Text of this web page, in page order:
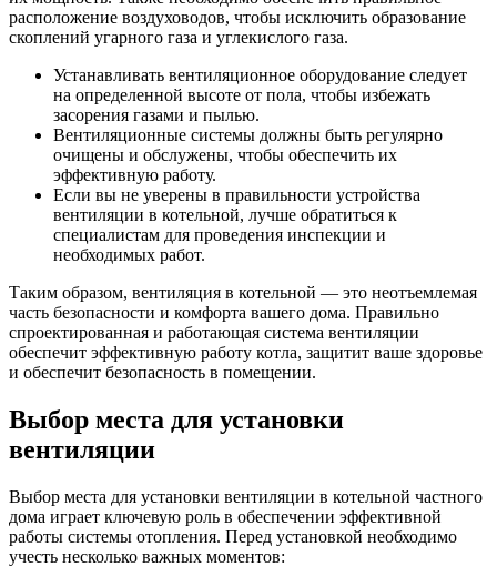
расположение воздуховодов, чтобы исключить образование
скоплений угарного газа и углекислого газа.
Устанавливать вентиляционное оборудование следует
на определенной высоте от пола, чтобы избежать
засорения газами и пылью.
Вентиляционные системы должны быть регулярно
очищены и обслужены, чтобы обеспечить их
эффективную работу.
Если вы не уверены в правильности устройства
вентиляции в котельной, лучше обратиться к
специалистам для проведения инспекции и
необходимых работ.
Таким образом, вентиляция в котельной — это неотъемлемая
часть безопасности и комфорта вашего дома. Правильно
спроектированная и работающая система вентиляции
обеспечит эффективную работу котла, защитит ваше здоровье
и обеспечит безопасность в помещении.
Выбор места для установки
вентиляции
Выбор места для установки вентиляции в котельной частного
дома играет ключевую роль в обеспечении эффективной
работы системы отопления. Перед установкой необходимо
учесть несколько важных моментов: